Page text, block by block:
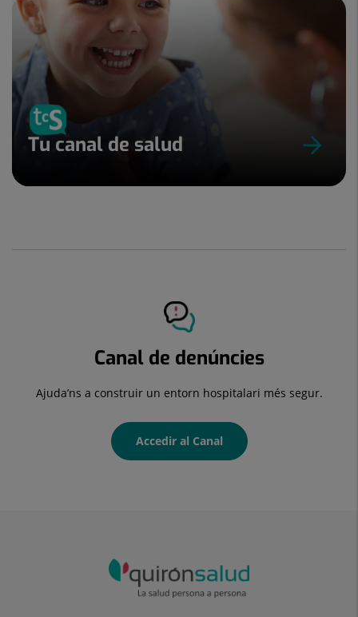
Tu canal de salud
Canal de denúncies
Ajuda’ns a construir un entorn hospitalari més segur.
Accedir al Canal